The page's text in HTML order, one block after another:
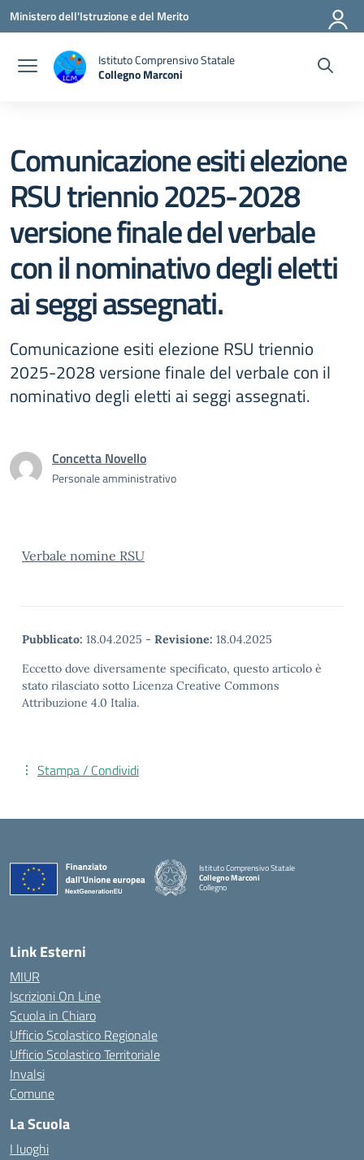
Vai ai contenuti
Vai al menu di navigazione
Vai al footer
Ministero dell'Istruzione e del Merito
Istituto Comprensivo Statale
Collegno Marconi
Comunicazione esiti elezione
RSU triennio 2025-2028
versione finale del verbale
con il nominativo degli eletti
ai seggi assegnati.
Comunicazione esiti elezione RSU triennio
2025-2028 versione finale del verbale con il
nominativo degli eletti ai seggi assegnati.
Concetta Novello
Personale amministrativo
Verbale nomine RSU
Pubblicato: 18.04.2025 - Revisione: 18.04.2025
Eccetto dove diversamente specificato, questo articolo è
stato rilasciato sotto Licenza Creative Commons
Attribuzione 4.0 Italia.
Stampa / Condividi
Istituto Comprensivo Statale
Collegno Marconi
Collegno
Link Esterni
MIUR
Iscrizioni On Line
Scuola in Chiaro
Ufficio Scolastico Regionale
Ufficio Scolastico Territoriale
Invalsi
Comune
La Scuola
I luoghi